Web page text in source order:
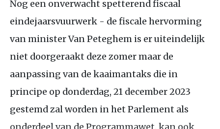
Nog een onverwacht spetterend fiscaal
eindejaarsvuurwerk - de fiscale hervorming
van minister Van Peteghem is er uiteindelijk
niet doorgeraakt deze zomer maar de
aanpassing van de kaaimantaks die in
principe op donderdag, 21 december 2023
gestemd zal worden in het Parlement als